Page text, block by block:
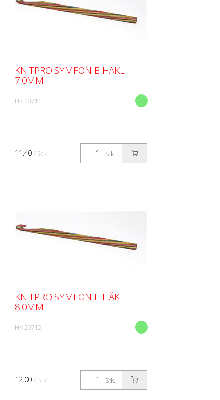
KNITPRO SYMFONIE HÄKLI
7.0MM
HK 20711
Stk.
11.40 / Stk.
KNITPRO SYMFONIE HÄKLI
8.0MM
HK 20712
Stk.
12.00 / Stk.